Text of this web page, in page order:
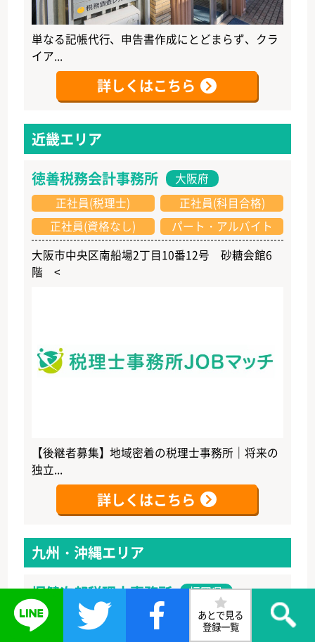
単なる記帳代行、申告書作成にとどまらず、クラ
イア...
詳しくはこちら
近畿エリア
徳善税務会計事務所
大阪府
正社員(税理士)
正社員(科目合格)
正社員(資格なし)
パート・アルバイト
大阪市中央区南船場2丁目10番12号 砂糖会館6
階 <
【後継者募集】地域密着の税理士事務所｜将来の
独立...
詳しくはこちら
九州・沖縄エリア
堀健次郎税理士事務所
福岡県
正社員(税理士)
あとで見る
登録一覧